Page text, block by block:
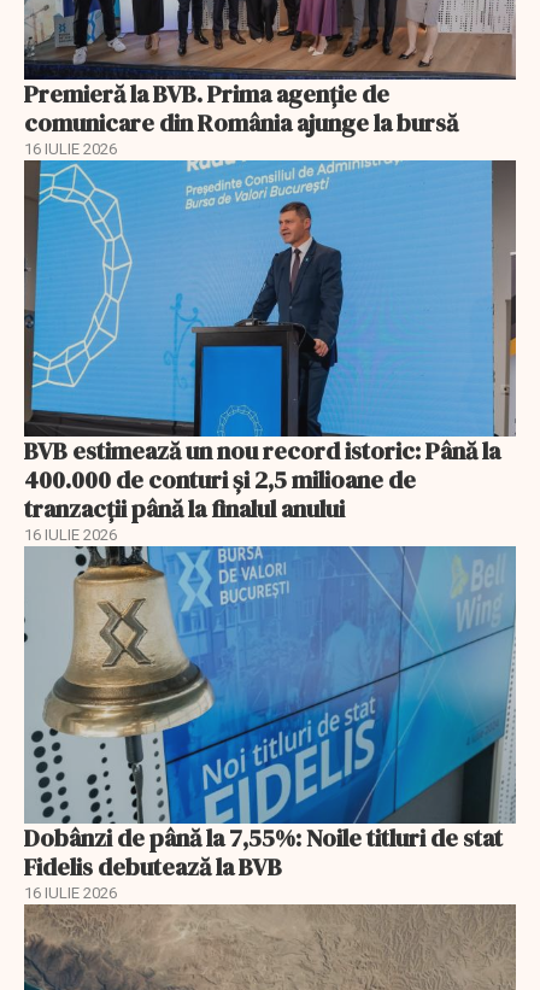
Premieră la BVB. Prima agenție de
comunicare din România ajunge la bursă
16 IULIE 2026
BVB estimează un nou record istoric: Până la
400.000 de conturi și 2,5 milioane de
tranzacții până la finalul anului
16 IULIE 2026
Dobânzi de până la 7,55%: Noile titluri de stat
Fidelis debutează la BVB
16 IULIE 2026